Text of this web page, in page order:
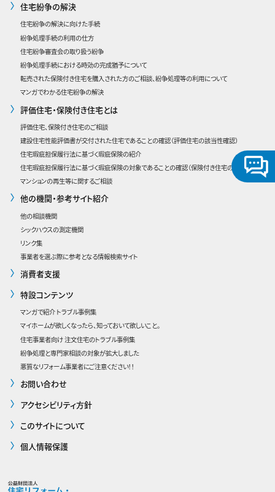
住宅紛争の解決
住宅紛争の解決に向けた手続
紛争処理手続の利用の仕方
住宅紛争審査会の取り扱う紛争
紛争処理手続における時効の完成猶予について
転売された保険付き住宅を購入された方のご相談、紛争処理等の利用について
マンガでわかる住宅紛争の解決
評価住宅・保険付き住宅とは
評価住宅、保険付き住宅のご相談
建設住宅性能評価書が交付された住宅であることの確認（評価住宅の該当性確認）
住宅瑕疵担保履行法に基づく瑕疵保険の紹介
住宅瑕疵担保履行法に基づく瑕疵保険の対象であることの確認（保険付き住宅の該当性確認）
マンションの再生等に関するご相談
他の機関・参考サイト紹介
他の相談機関
シックハウスの測定機関
リンク集
事業者を選ぶ際に参考となる情報検索サイト
消費者支援
特設コンテンツ
マンガで紹介 トラブル事例集
マイホームが欲しくなったら、知っておいて欲しいこと。
住宅事業者向け 注文住宅のトラブル事例集
紛争処理と専門家相談の対象が拡大しました
悪質なリフォーム事業者にご注意ください！！
お問い合わせ
アクセシビリティ方針
このサイトについて
個人情報保護